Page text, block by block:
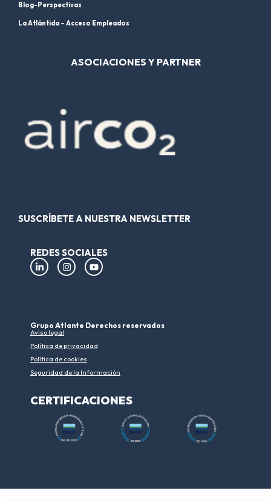
Blog-Perspectivas
La Atlántida – Acceso Empleados
ASOCIACIONES Y PARTNER
SUSCRÍBETE A NUESTRA NEWSLETTER
REDES SOCIALES
Grupo Atlante Derechos reservados
Aviso legal
Política de privacidad
Política de cookies
Seguridad de la Información
CERTIFICACIONES